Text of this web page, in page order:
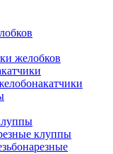
желобков
клуппы